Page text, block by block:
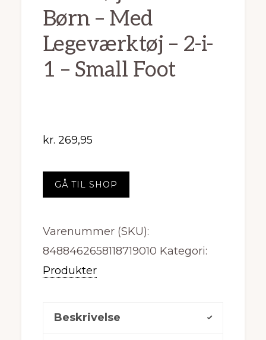
Børn – Med
Legeværktøj – 2-i-
1 – Small Foot
kr. 269,95
GÅ TIL SHOP
Varenummer (SKU):
8488462658118719010 Kategori:
Produkter
Beskrivelse